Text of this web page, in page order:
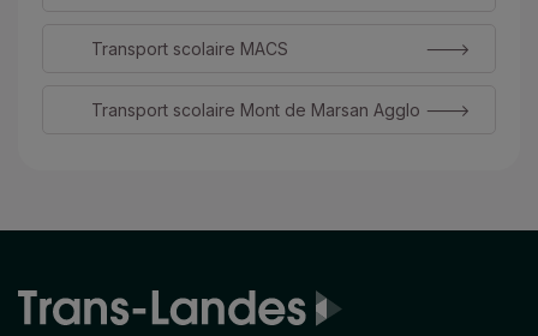
Transport scolaire MACS
Transport scolaire Mont de Marsan Agglo